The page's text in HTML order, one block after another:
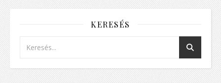
KERESÉS